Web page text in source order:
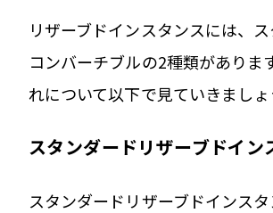
リザーブドインスタンスには、
コンバーチブルの2種類がありま
れについて以下で見ていきましょ
スタンダードリザーブドイン
スタンダードリザーブドインス